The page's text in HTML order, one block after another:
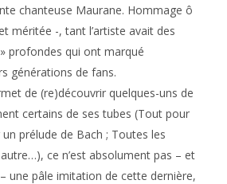
chanteuse Maurane. Hommage ô
méritée -, tant l’artiste avait des
profondes qui ont marqué
générations de fans.
de (re)découvrir quelques-uns de
certains de ses tubes (Tout pour
prélude de Bach ; Toutes les
ce n’est absolument pas – et
une pâle imitation de cette dernière,